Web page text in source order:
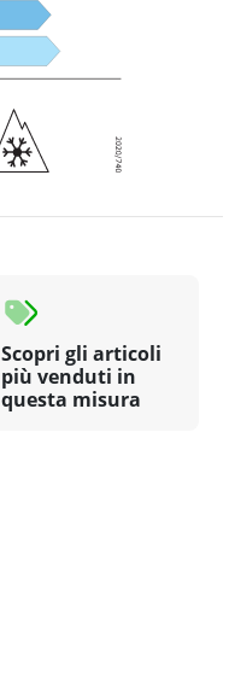
Scopri gli articoli
più venduti in
questa misura